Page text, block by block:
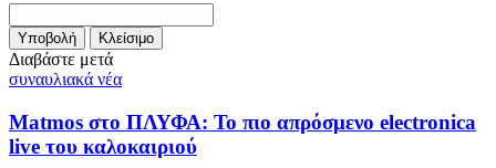
Διαβάστε μετά
συναυλιακά νέα
Matmos στο ΠΛΥΦΑ: Το πιο απρόσμενο electronica
live του καλοκαιριού